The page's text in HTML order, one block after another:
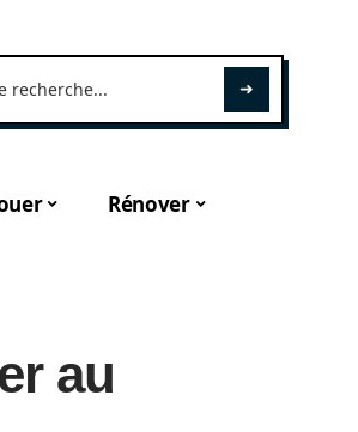
Rénover
au